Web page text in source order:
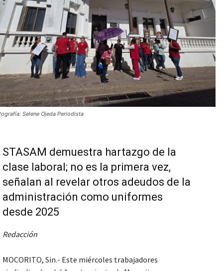
Selene Ojeda Periodista
STASAM demuestra hartazgo de la
clase laboral; no es la primera vez,
señalan al revelar otros adeudos de la
administración como uniformes
desde 2025
Redacción
MOCORITO, Sin.- Este miércoles trabajadores